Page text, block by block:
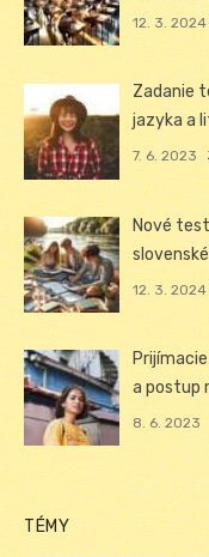
12. 3. 2024
Zadanie
jazyka a
7. 6. 2023
Nové
12. 3. 2024
a postup
8. 6. 2023
TÉMY